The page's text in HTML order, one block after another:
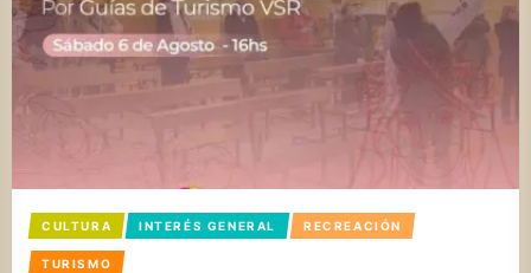
CULTURA INTERÉS GENERAL RECREACIÓN
TURISMO